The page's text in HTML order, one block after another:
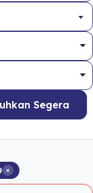
Segera
×